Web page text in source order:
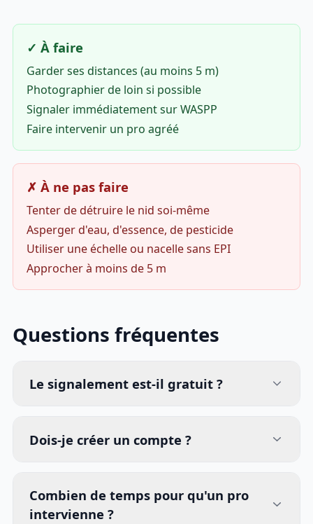
✓ À faire
Garder ses distances (au moins 5 m)
Photographier de loin si possible
Signaler immédiatement sur WASPP
Faire intervenir un pro agréé
✗ À ne pas faire
Tenter de détruire le nid soi-même
Asperger d'eau, d'essence, de pesticide
Utiliser une échelle ou nacelle sans EPI
Approcher à moins de 5 m
Questions fréquentes
Le signalement est-il gratuit ?
Dois-je créer un compte ?
Combien de temps pour qu'un pro
intervienne ?